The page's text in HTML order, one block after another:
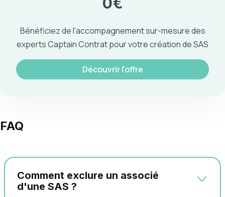
Bénéficiez de l'accompagnement sur-mesure des
experts Captain Contrat pour votre création de SAS
Découvrir l'offre
FAQ
Comment exclure un associé
d'une SAS ?